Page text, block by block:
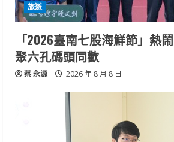
旅遊
「2026臺南七股海鮮節」熱
聚六孔碼頭同歡
蔡 永源 2026 年 8 月 8 日